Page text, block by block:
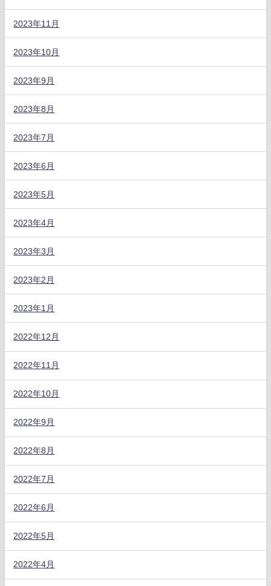
2023年11月
2023年10月
2023年9月
2023年8月
2023年7月
2023年6月
2023年5月
2023年4月
2023年3月
2023年2月
2023年1月
2022年12月
2022年11月
2022年10月
2022年9月
2022年8月
2022年7月
2022年6月
2022年5月
2022年4月